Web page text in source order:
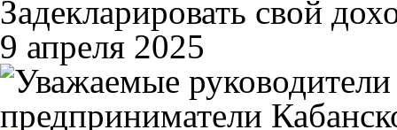
Задекларировать свой
9 апреля 2025